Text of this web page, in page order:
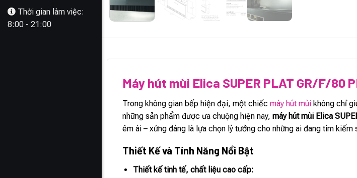
Thời gian làm việc:
8:00 - 21:00
Máy hút mùi Elica SUPER PLAT GR/F/80
Trong không gian bếp hiện đại, một chiếcmáy hút mùi không chỉ
những sản phẩm được ưa chuộng hiện nay,máy hút mùi Elica
êm ái – xứng đáng là lựa chọn lý tưởng cho những ai đang tìm
Thiết Kế và Tính Năng Nổi Bật
Thiết kế tinh tế, chất liệu cao cấp: